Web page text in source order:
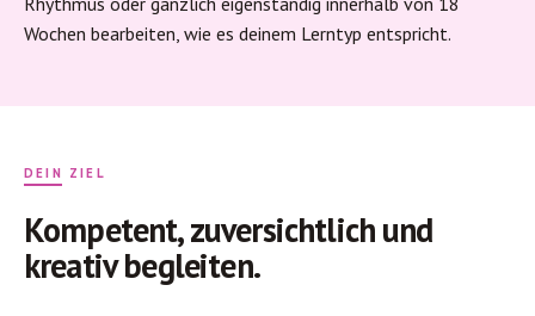
Wochen bearbeiten, wie es deinem Lerntyp entspricht.
DEIN ZIEL
Kompetent, zuversichtlich und
kreativ begleiten.